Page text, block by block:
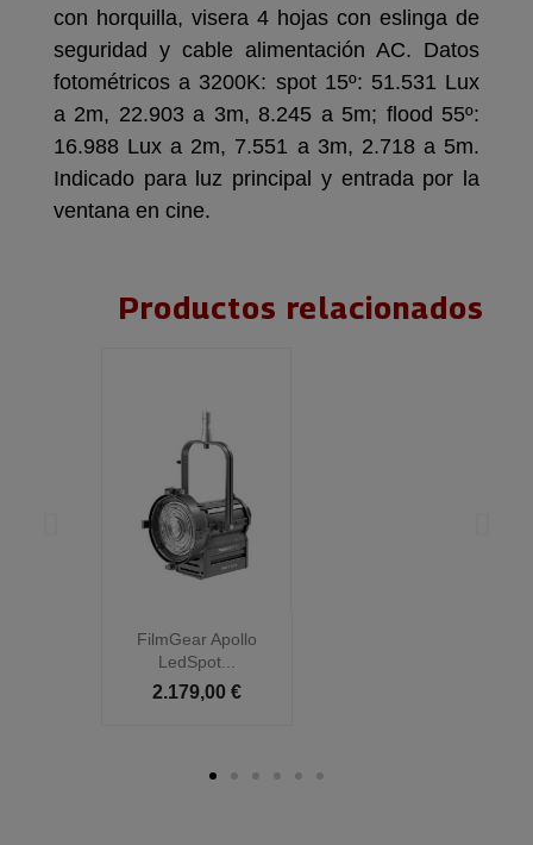
con horquilla, visera 4 hojas con eslinga de
seguridad y cable alimentación AC. Datos
fotométricos a 3200K: spot 15º: 51.531 Lux
a 2m, 22.903 a 3m, 8.245 a 5m; flood 55º:
16.988 Lux a 2m, 7.551 a 3m, 2.718 a 5m.
Indicado para luz principal y entrada por la
ventana en cine.
Productos relacionados
FilmGear Apollo
LedSpot...
2.179,00 €